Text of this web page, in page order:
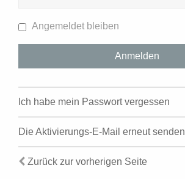
Angemeldet bleiben
Ich habe mein Passwort vergessen
Die Aktivierungs-E-Mail erneut senden
Zurück zur vorherigen Seite